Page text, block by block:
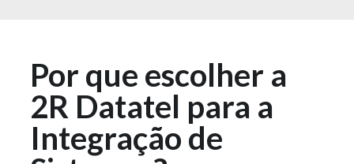
Por que escolher a
2R Datatel para a
Integração de